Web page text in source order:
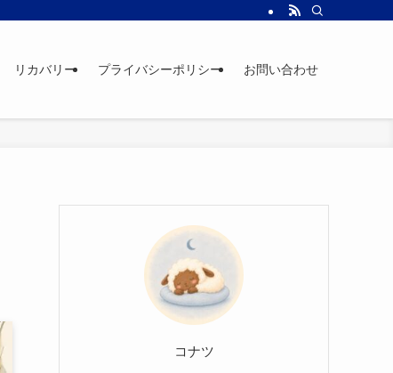
リカバリー プライバシーポリシー お問い合わせ
コナツ